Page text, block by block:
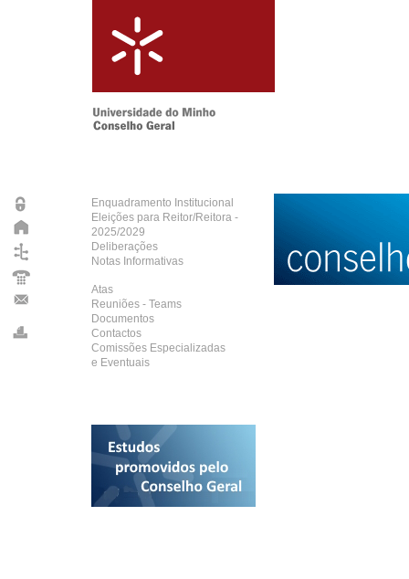
Enquadramento Institucional
Eleições para Reitor/Reitora -
2025/2029
Deliberações
Notas Informativas
Atas
Reuniões - Teams
Documentos
Contactos
Comissões Especializadas
e Eventuais